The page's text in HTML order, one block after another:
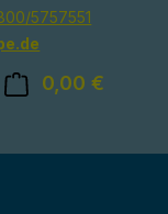
5757551
Produkte auf
0,00 €